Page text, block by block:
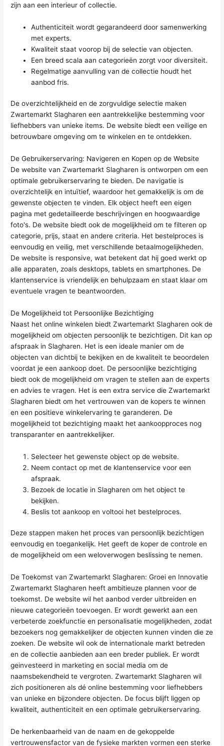
zijn aan een interieur of collectie.
Authenticiteit wordt gegarandeerd door samenwerking
met experts.
Kwaliteit staat voorop bij de selectie van objecten.
Een breed scala aan categorieën zorgt voor diversiteit.
Regelmatige aanvulling van de collectie houdt het
aanbod fris.
De overzichtelijkheid en de zorgvuldige selectie maken
Zwartemarkt Slagharen een aantrekkelijke bestemming voor
liefhebbers van unieke items. De website biedt een veilige en
betrouwbare omgeving om te winkelen en te ontdekken.
De Gebruikerservaring: Navigeren en Kopen op de Website
De website van Zwartemarkt Slagharen is ontworpen om een
optimale gebruikerservaring te bieden. De navigatie is
overzichtelijk en intuïtief, waardoor het gemakkelijk is om de
gewenste objecten te vinden. Elk object heeft een eigen
pagina met gedetailleerde beschrijvingen en hoogwaardige
foto's. De website biedt ook de mogelijkheid om te filteren op
categorie, prijs, staat en andere criteria. Het bestelproces is
eenvoudig en veilig, met verschillende betaalmogelijkheden.
De website is responsive, wat betekent dat hij goed werkt op
alle apparaten, zoals desktops, tablets en smartphones. De
klantenservice is vriendelijk en behulpzaam en staat klaar om
eventuele vragen te beantwoorden.
De Mogelijkheid tot Persoonlijke Bezichtiging
Naast het online winkelen biedt Zwartemarkt Slagharen ook de
mogelijkheid om objecten persoonlijk te bezichtigen. Dit kan op
afspraak in Slagharen. Het is een ideale manier om de
objecten van dichtbij te bekijken en de kwaliteit te beoordelen
voordat je een aankoop doet. De persoonlijke bezichtiging
biedt ook de mogelijkheid om vragen te stellen aan de experts
en advies te vragen. Het is een extra service die Zwartemarkt
Slagharen biedt om het vertrouwen van de kopers te winnen
en een positieve winkelervaring te garanderen. De
mogelijkheid tot bezichtiging maakt het aankoopproces nog
transparanter en aantrekkelijker.
Selecteer het gewenste object op de website.
Neem contact op met de klantenservice voor een
afspraak.
Bezoek de locatie in Slagharen om het object te
bekijken.
Beslis tot aankoop en voltooi het bestelproces.
Deze stappen maken het proces van persoonlijk bezichtigen
eenvoudig en toegankelijk. Het geeft de koper de controle en
de mogelijkheid om een weloverwogen beslissing te nemen.
De Toekomst van Zwartemarkt Slagharen: Groei en Innovatie
Zwartemarkt Slagharen heeft ambitieuze plannen voor de
toekomst. De website wil het aanbod verder uitbreiden en
nieuwe categorieën toevoegen. Er wordt gewerkt aan een
verbeterde zoekfunctie en personalisatie mogelijkheden, zodat
bezoekers nog gemakkelijker de objecten kunnen vinden die ze
zoeken. De website wil ook de internationale markt betreden
en de collectie aanbieden aan een breder publiek. Er wordt
geinvesteerd in marketing en social media om de
naamsbekendheid te vergroten. Zwartemarkt Slagharen wil
zich positioneren als dé online bestemming voor liefhebbers
van unieke en bijzondere objecten. De focus blijft liggen op
kwaliteit, authenticiteit en een optimale gebruikerservaring.
De herkenbaarheid van de naam en de gekoppelde
vertrouwensfactor van de fysieke markten vormen een sterke